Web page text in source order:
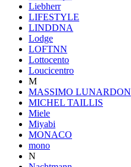
Liebherr
LIFESTYLE
LINDDNA
Lodge
LOFTNN
Lottocento
Loucicentro
M
MASSIMO LUNARDON
MICHEL TAILLIS
Miele
Miyabi
MONACO
mono
N